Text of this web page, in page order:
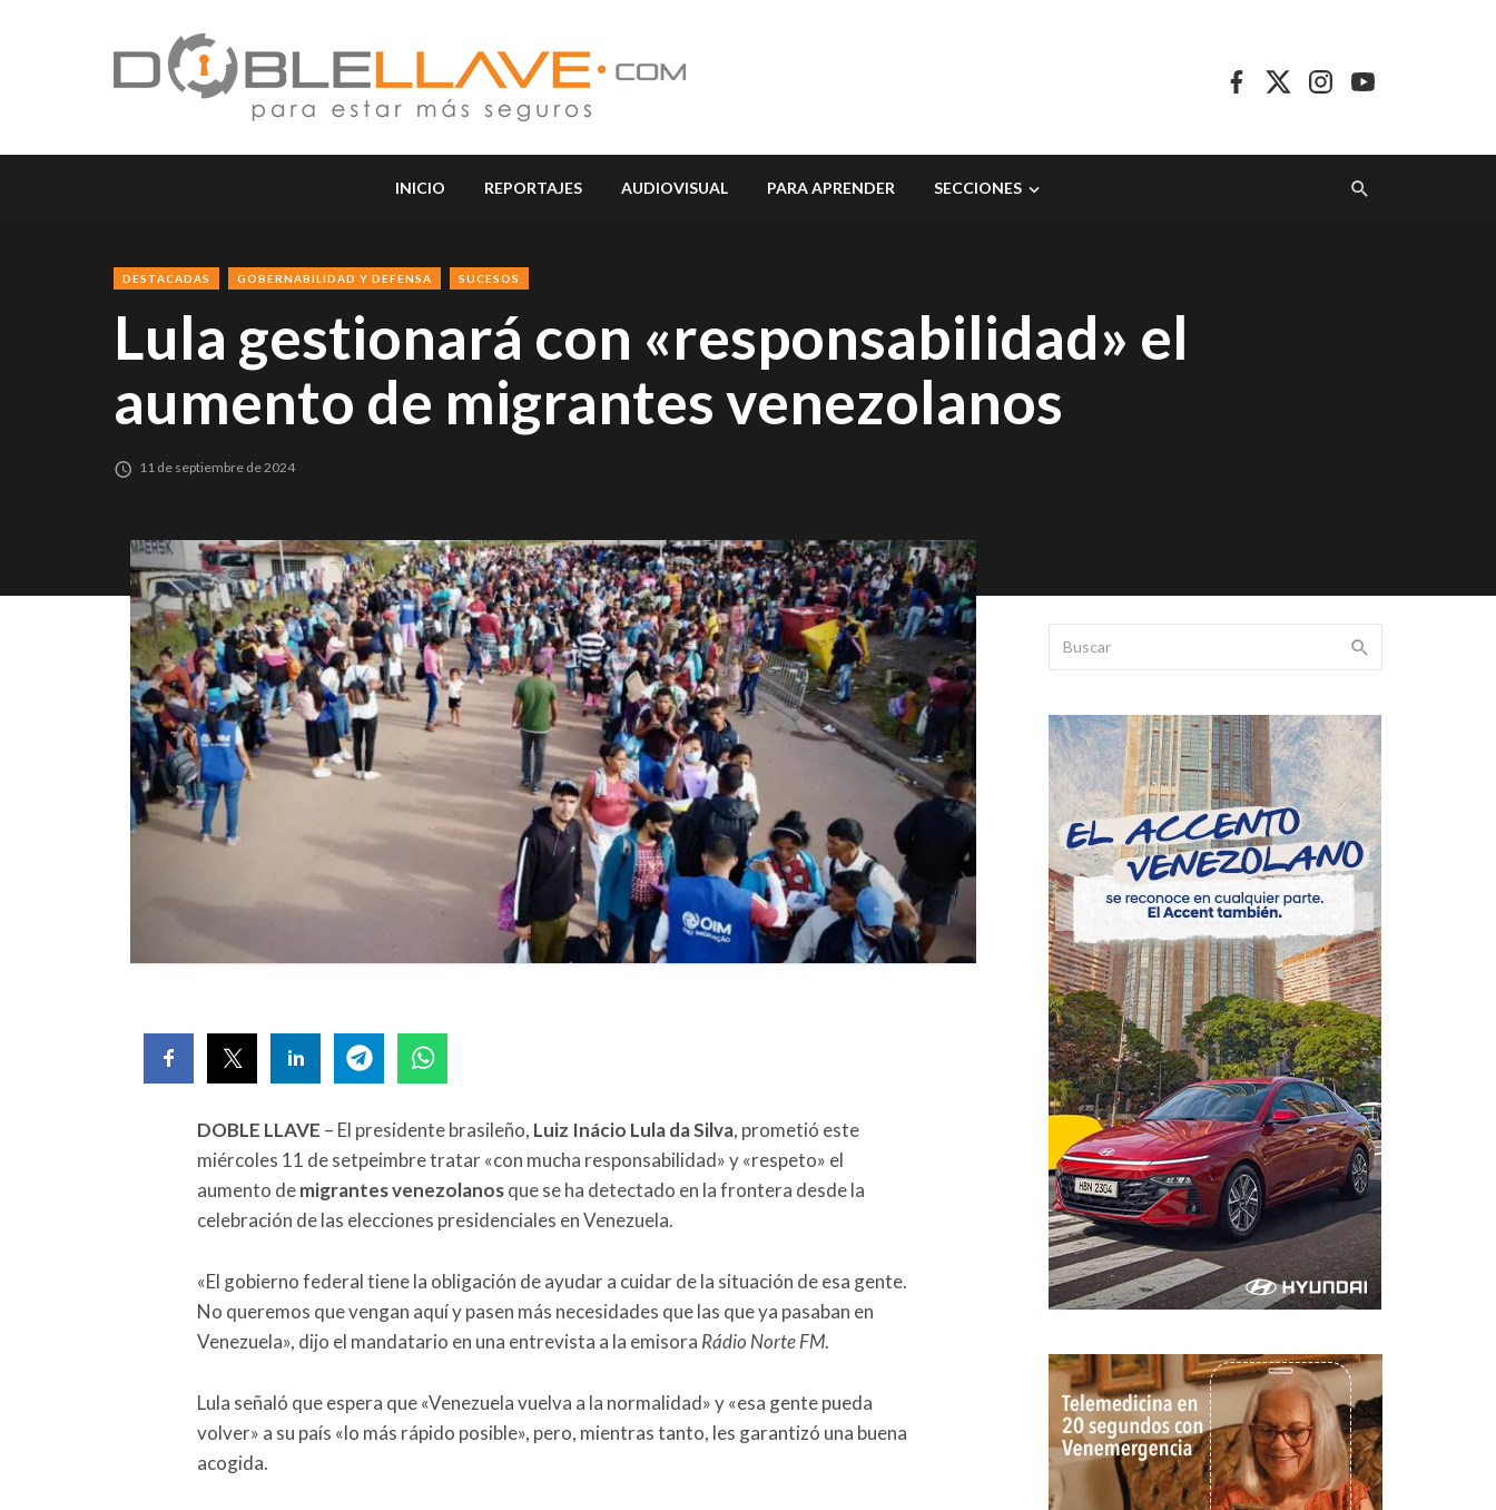
INICIO REPORTAJES AUDIOVISUAL PARA APRENDER SECCIONES
DESTACADAS GOBERNABILIDAD Y DEFENSA SUCESOS
Lula gestionará con «responsabilidad» el
aumento de migrantes venezolanos
11 de septiembre de 2024
DOBLE LLAVE – El presidente brasileño, Luiz Inácio Lula da Silva, prometió este
miércoles 11 de setpeimbre tratar «con mucha responsabilidad» y «respeto» el
aumento demigrantes venezolanosque se ha detectado en la frontera desde la
celebración de las elecciones presidenciales en Venezuela.
«El gobierno federal tiene la obligación de ayudar a cuidar de la situación de esa gente.
No queremos que vengan aquí y pasen más necesidades que las que ya pasaban en
Venezuela», dijo el mandatario en una entrevista a la emisora Rádio Norte FM.
Lula señaló que espera que «Venezuela vuelva a la normalidad» y «esa gente pueda
volver» a su país «lo más rápido posible», pero, mientras tanto, les garantizó una buena
acogida.